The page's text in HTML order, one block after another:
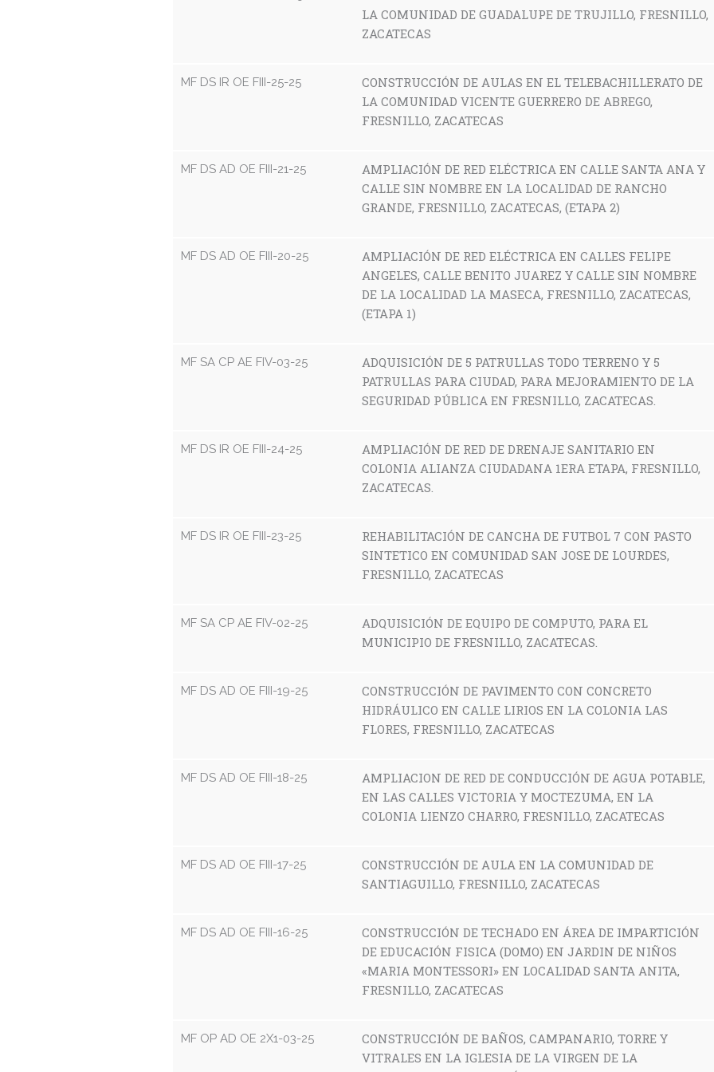
LA COMUNIDAD DE GUADALUPE DE TRUJILLO, FRESNILLO,
ZACATECAS
MF DS IR OE FIII-25-25
CONSTRUCCIÓN DE AULAS EN EL TELEBACHILLERATO DE
LA COMUNIDAD VICENTE GUERRERO DE ABREGO,
FRESNILLO, ZACATECAS
MF DS AD OE FIII-21-25
AMPLIACIÓN DE RED ELÉCTRICA EN CALLE SANTA ANA Y
CALLE SIN NOMBRE EN LA LOCALIDAD DE RANCHO
GRANDE, FRESNILLO, ZACATECAS, (ETAPA 2)
MF DS AD OE FIII-20-25
AMPLIACIÓN DE RED ELÉCTRICA EN CALLES FELIPE
ANGELES, CALLE BENITO JUAREZ Y CALLE SIN NOMBRE
DE LA LOCALIDAD LA MASECA, FRESNILLO, ZACATECAS,
(ETAPA 1)
MF SA CP AE FIV-03-25
ADQUISICIÓN DE 5 PATRULLAS TODO TERRENO Y 5
PATRULLAS PARA CIUDAD, PARA MEJORAMIENTO DE LA
SEGURIDAD PÚBLICA EN FRESNILLO, ZACATECAS.
MF DS IR OE FIII-24-25
AMPLIACIÓN DE RED DE DRENAJE SANITARIO EN
COLONIA ALIANZA CIUDADANA 1ERA ETAPA, FRESNILLO,
ZACATECAS.
MF DS IR OE FIII-23-25
REHABILITACIÓN DE CANCHA DE FUTBOL 7 CON PASTO
SINTETICO EN COMUNIDAD SAN JOSE DE LOURDES,
FRESNILLO, ZACATECAS
MF SA CP AE FIV-02-25
ADQUISICIÓN DE EQUIPO DE COMPUTO, PARA EL
MUNICIPIO DE FRESNILLO, ZACATECAS.
MF DS AD OE FIII-19-25
CONSTRUCCIÓN DE PAVIMENTO CON CONCRETO
HIDRÁULICO EN CALLE LIRIOS EN LA COLONIA LAS
FLORES, FRESNILLO, ZACATECAS
MF DS AD OE FIII-18-25
AMPLIACION DE RED DE CONDUCCIÓN DE AGUA POTABLE,
EN LAS CALLES VICTORIA Y MOCTEZUMA, EN LA
COLONIA LIENZO CHARRO, FRESNILLO, ZACATECAS
MF DS AD OE FIII-17-25
CONSTRUCCIÓN DE AULA EN LA COMUNIDAD DE
SANTIAGUILLO, FRESNILLO, ZACATECAS
MF DS AD OE FIII-16-25
CONSTRUCCIÓN DE TECHADO EN ÁREA DE IMPARTICIÓN
DE EDUCACIÓN FISICA (DOMO) EN JARDIN DE NIÑOS
«MARIA MONTESSORI» EN LOCALIDAD SANTA ANITA,
FRESNILLO, ZACATECAS
MF OP AD OE 2X1-03-25
CONSTRUCCIÓN DE BAÑOS, CAMPANARIO, TORRE Y
VITRALES EN LA IGLESIA DE LA VIRGEN DE LA